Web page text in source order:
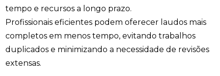
tempo e recursos a longo prazo.
Profissionais eficientes podem oferecer laudos mais
completos em menos tempo, evitando trabalhos
duplicados e minimizando a necessidade de revisões
extensas.